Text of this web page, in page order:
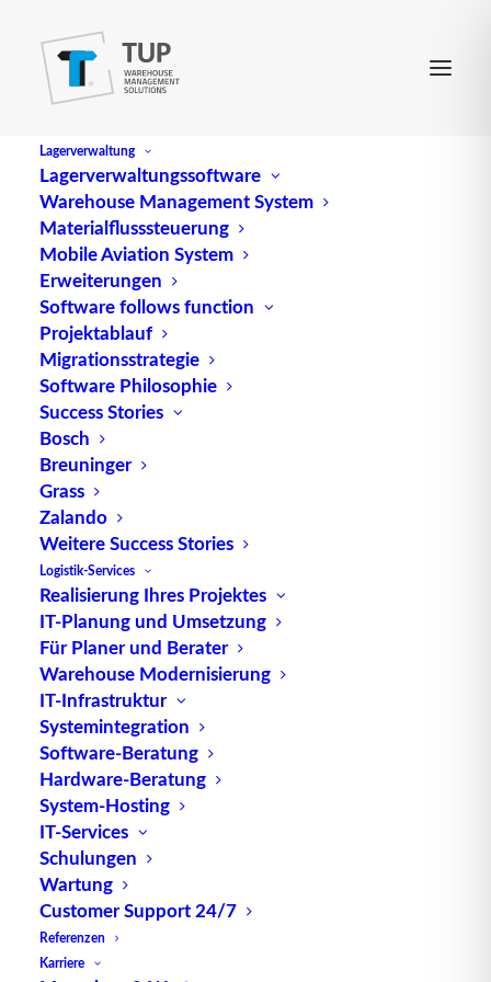
Lagerverwaltung
Lagerverwaltungssoftware
Warehouse Management System
Materialflusssteuerung
Mobile Aviation System
Erweiterungen
Software follows function
Projektablauf
Migrationsstrategie
Software Philosophie
Success Stories
Bosch
Breuninger
Grass
Zalando
Weitere Success Stories
Logistik-Services
Realisierung Ihres Projektes
IT-Planung und Umsetzung
Für Planer und Berater
Warehouse Modernisierung
IT-Infrastruktur
Systemintegration
Software-Beratung
Hardware-Beratung
System-Hosting
IT-Services
Schulungen
Wartung
Customer Support 24/7
Referenzen
Karriere
Stückliste
(engl.Bill of materials (abgek. BOM); piece list
eine Auflistung der für die Erzeugung eines
Produktes erforderlichen Baugruppen, Einzelteile,
Hilfsstoffe und Hilfsmittel unter Angabe von
Menge, Typ, Werkstoff, Gewicht usw.
Quelle: logipedia / Fraunhofer IML
TUP GmbH & Co. KG
Die kombinierbare Lagerverwaltungs-Software von
TUP, liefert dank ihrer Flexibilität immer die
effektivste Lösung und ist zudem in hohem Maße
wiederverwendbar.
Kontakt